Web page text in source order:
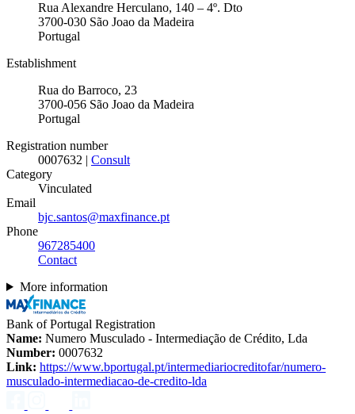
Rua Alexandre Herculano, 140 – 4º. Dto
3700-030 São Joao da Madeira
Portugal
Establishment
Rua do Barroco, 23
3700-056 São Joao da Madeira
Portugal
Registration number
0007632 | Consult
Category
Vinculated
Email
bjc.santos@maxfinance.pt
Phone
967285400
Contact
More information
Bank of Portugal Registration
Name: Numero Musculado - Intermediação de Crédito, Lda
Number: 0007632
Link: https://www.bportugal.pt/intermediariocreditofar/numero-
musculado-intermediacao-de-credito-lda